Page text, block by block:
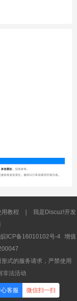
教程 |
我是Discuz!开发
皖ICP备16010102号-4 增值
式的服务请求，严禁使用
非法活动
客服 微信扫一扫